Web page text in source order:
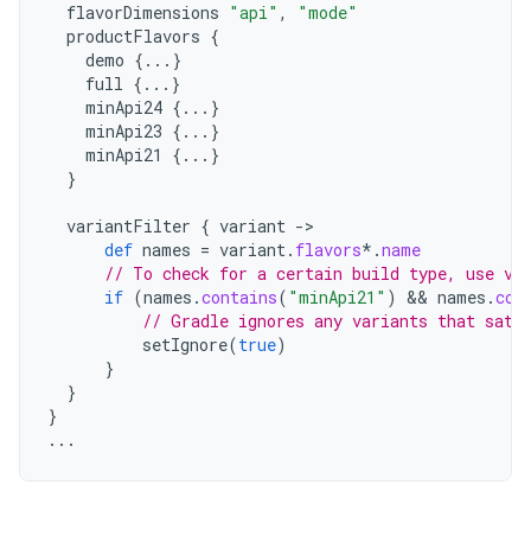
flavorDimensions "api" ,
"mode"
productFlavors {
demo {...}
full {...}
minApi24 {...}
minApi23 {...}
minApi21
{...}
}
variantFilter { variant ->
def names = variant. flavors*.name
// To check for a certain build type, use
if (names .contains( "minApi21" ) && names .
// Gradle ignores any variants that
setIgnore(true)
}
}
}
...